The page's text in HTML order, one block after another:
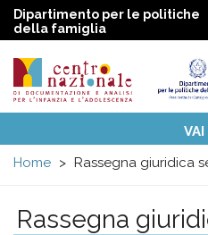
Dipartimento per le politiche
della famiglia
Centro
di
menu
Temi
Attività
Convenzione ONU
Home
Rassegna giuridica
Rassegna